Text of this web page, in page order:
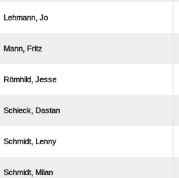
 
 
 
 
 
 